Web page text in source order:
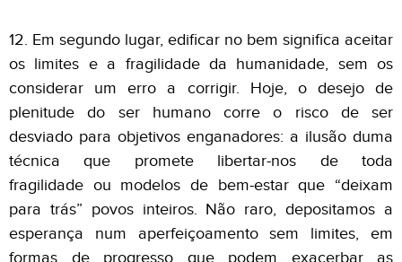
12. Em segundo lugar, edificar no bem significa aceitar
os limites e a fragilidade da humanidade, sem os
considerar um erro a corrigir. Hoje, o desejo de
plenitude do ser humano corre o risco de ser
desviado para objetivos enganadores: a ilusão duma
técnica que promete libertar-nos de toda
fragilidade ou modelos de bem-estar que “deixam
para trás” povos inteiros. Não raro, depositamos a
esperança num aperfeiçoamento sem limites, em
formas de progresso que podem exacerbar as